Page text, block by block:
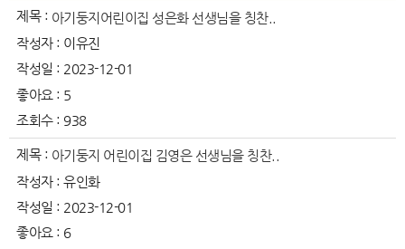
제목 : 아기둥지어린이집 성은화 선생님을 칭찬..
작성자 : 이유진
작성일 : 2023-12-01
좋아요 : 5
조회수 : 938
제목 : 아기둥지 어린이집 김영은 선생님을 칭찬..
작성자 :유인화
작성일 : 2023-12-01
좋아요 : 6